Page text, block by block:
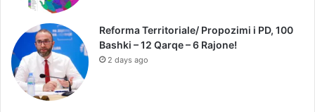
Reforma Territoriale/ Propozimi i PD, 100
Bashki – 12 Qarqe – 6 Rajone!
2 days ago